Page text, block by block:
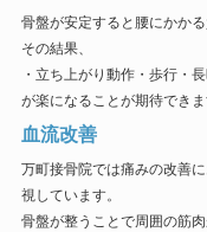
骨盤が安定すると腰にかかる
その結果、
・立ち上がり動作・歩行・
が楽になることが期待できま
血流改善
万町接骨院では痛みの改善
視しています。
骨盤が整うことで周囲の筋